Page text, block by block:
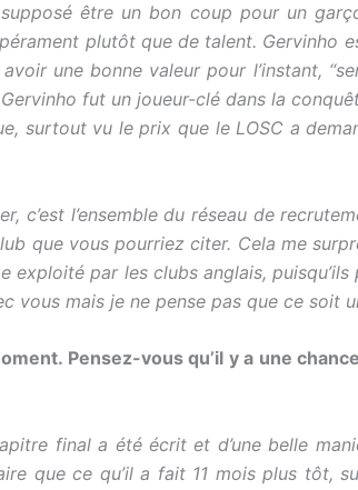
être un bon coup pour un
plutôt que de talent. Gervinho
une bonne valeur pour l’instant,
fut un joueur-clé dans la
surtout vu le prix que le LOSC a
c’est l’ensemble du réseau de
que vous pourriez citer. Cela me
exploité par les clubs anglais,
vous mais je ne pense pas que ce soit
Pensez-vous qu’il y a une
final a été écrit et d’une belle
que ce qu’il a fait 11 mois plus tôt,